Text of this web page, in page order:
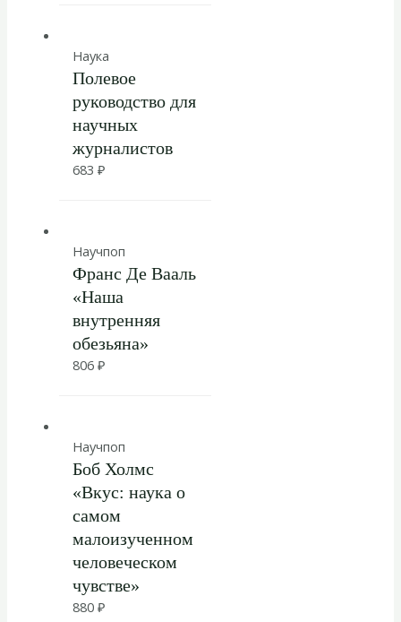
Наука
Полевое
руководство для
научных
журналистов
683 ₽
Научпоп
Франс Де Вааль
«Наша
внутренняя
обезьяна»
806 ₽
Научпоп
Боб Холмс
«Вкус: наука о
самом
малоизученном
человеческом
чувстве»
880 ₽